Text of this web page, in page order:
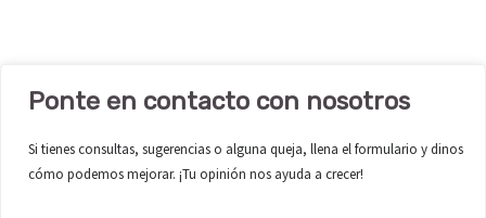
Ponte en contacto con nosotros
Si tienes consultas, sugerencias o alguna queja, llena el formulario y dinos
cómo podemos mejorar. ¡Tu opinión nos ayuda a crecer!